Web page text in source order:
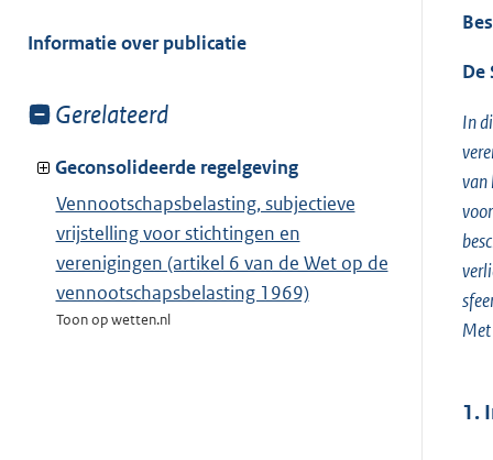
van:
Informatie over publicatie
Toon
van:
Gerelateerd
Geconsolideerde regelgeving
Vennootschapsbelasting, subjectieve
vrijstelling voor stichtingen en
verenigingen (artikel 6 van de Wet op de
vennootschapsbelasting 1969)
Toon op wetten.nl
De
In
van
1.